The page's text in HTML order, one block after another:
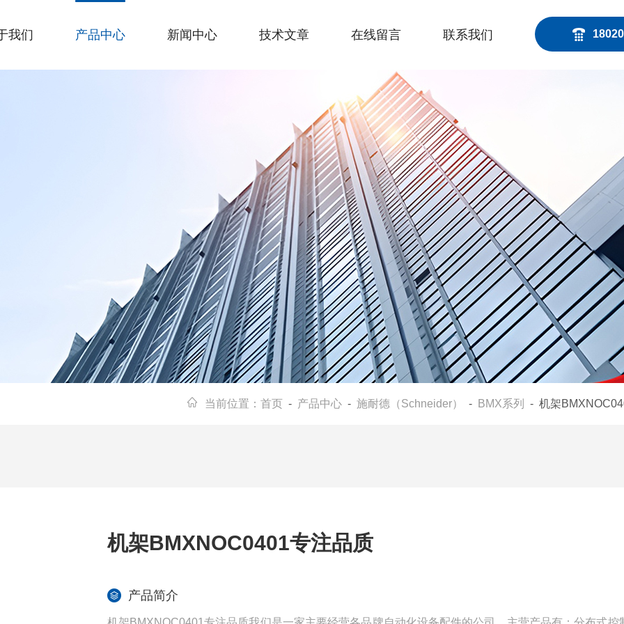
我们 产品中心 新闻中心 技术文章 在线留言 联系我们
当前位置： 首页 - 产品中心 - 施耐德（Schneider） - BMX系列 - 机架
机架BMXNOC0401专注品质
产品简介